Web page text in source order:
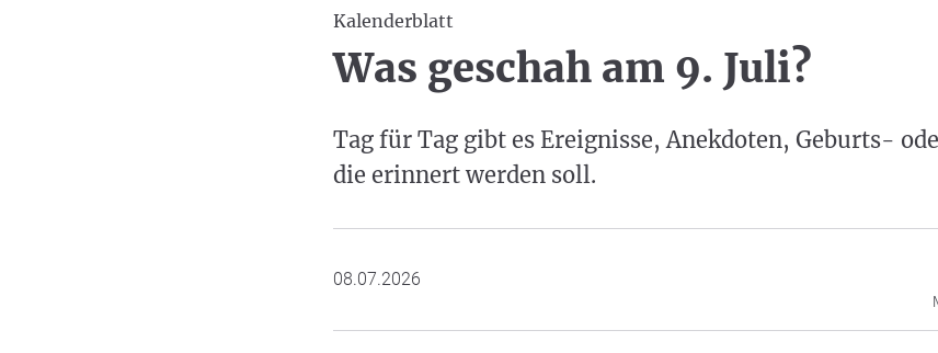
Kalenderblatt
Was geschah am 9. Juli?
Tag für Tag gibt es Ereignisse, Anekdoten, Geburts-
die erinnert werden soll.
08.07.2026